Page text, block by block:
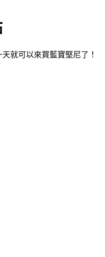
就可以來買藍寶堅尼了！